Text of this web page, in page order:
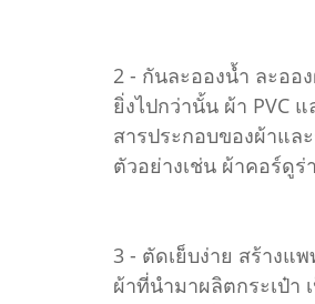
2 - กันละอองน้ำ ละออ
ยิ่งไปกว่านั้น ผ้า PVC
สารประกอบของผ้าแล
ตัวอย่างเช่น ผ้าคอร์ดูร่
3 - ตัดเย็บง่าย สร้างแ
ผ้าที่นำมาผลิตกระเป๋า